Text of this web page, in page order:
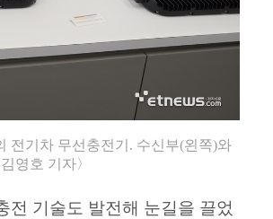
전기차 무선충전기. 수신부(왼쪽)와
영호 기자〉
전 기술도 발전해 눈길을 끌었